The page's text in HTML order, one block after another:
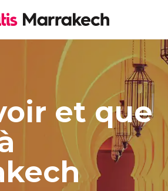
et que